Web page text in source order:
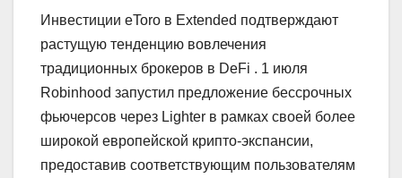
Инвестиции eToro в Extended подтверждают
растущую тенденцию вовлечения
традиционных брокеров в DeFi . 1 июля
Robinhood запустил предложение бессрочных
фьючерсов через Lighter в рамках своей более
широкой европейской крипто-экспансии,
предоставив соответствующим пользователям